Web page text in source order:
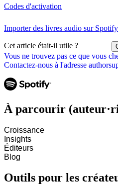
Vous ne trouvez pas ce que vous
Contactez-nous à l'adresse
Codes d'activation
Importer des livres audio sur
Cet article était-il utile ?
À parcourir
Croissance
Insights
Éditeurs
Blog
Outils pour les